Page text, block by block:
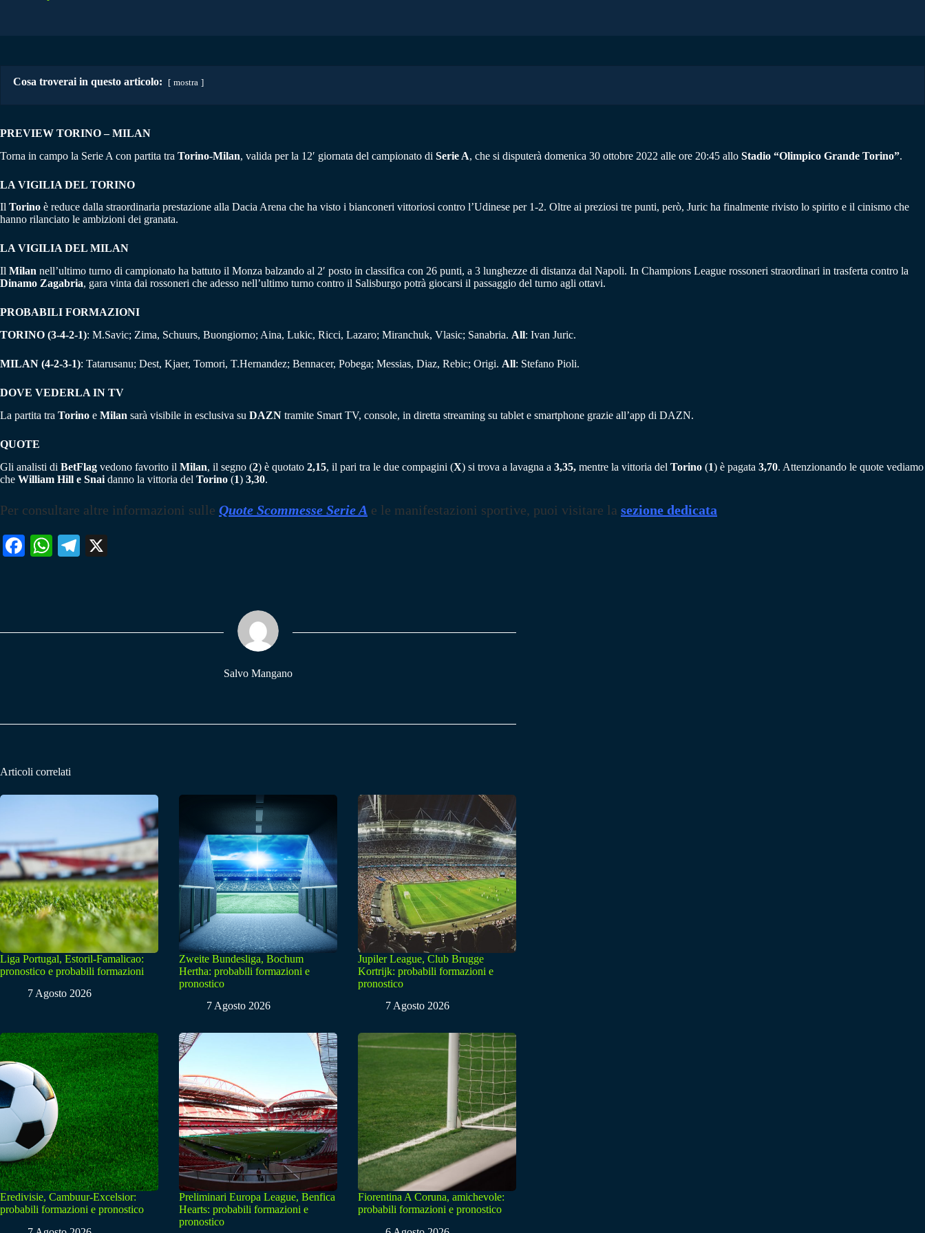
Cosa troverai in questo articolo: mostra
PREVIEW TORINO – MILAN
Torna in campo la Serie A con partita tra Torino-Milan, valida per la 12′ giornata del campionato di Serie A, che si disputerà domenica 30 ottobre 2022 alle ore 20:45 allo Stadio “Olimpico Grande Torino”.
LA VIGILIA DEL TORINO
Il Torino è reduce dalla straordinaria prestazione alla Dacia Arena che ha visto i bianconeri vittoriosi contro l’Udinese per 1-2. Oltre ai preziosi tre punti, però, Juric ha finalmente rivisto lo spirito e il cinismo che
hanno rilanciato le ambizioni dei granata.
LA VIGILIA DEL MILAN
Il Milan nell’ultimo turno di campionato ha battuto il Monza balzando al 2′ posto in classifica con 26 punti, a 3 lunghezze di distanza dal Napoli. In Champions League rossoneri straordinari in trasferta contro la
Dinamo Zagabria, gara vinta dai rossoneri che adesso nell’ultimo turno contro il Salisburgo potrà giocarsi il passaggio del turno agli ottavi.
PROBABILI FORMAZIONI
TORINO (3-4-2-1): M.Savic; Zima, Schuurs, Buongiorno; Aina, Lukic, Ricci, Lazaro; Miranchuk, Vlasic; Sanabria. All: Ivan Juric.
MILAN (4-2-3-1): Tatarusanu; Dest, Kjaer, Tomori, T.Hernandez; Bennacer, Pobega; Messias, Diaz, Rebic; Origi. All: Stefano Pioli.
DOVE VEDERLA IN TV
La partita tra Torino e Milan sarà visibile in esclusiva su DAZN tramite Smart TV, console, in diretta streaming su tablet e smartphone grazie all’app di DAZN.
QUOTE
Gli analisti di BetFlag vedono favorito il Milan, il segno (2) è quotato 2,15, il pari tra le due compagini (X) si trova a lavagna a 3,35, mentre la vittoria del Torino (1) è pagata 3,70. Attenzionando le quote vediamo
che William Hill e Snai danno la vittoria del Torino (1) 3,30.
Per consultare altre informazioni sulle Quote Scommesse Serie A e le manifestazioni sportive, puoi visitare la sezione dedicata
Fa W
pp
Te
m
Salvo Mangano
Articoli correlati
Liga Portugal, Estoril-Famalicao:
pronostico e probabili formazioni
7 Agosto 2026
Zweite Bundesliga, Bochum
Hertha: probabili formazioni e
pronostico
7 Agosto 2026
Jupiler League, Club Brugge
Kortrijk: probabili formazioni e
pronostico
7 Agosto 2026
Eredivisie, Cambuur-Excelsior:
probabili formazioni e pronostico
Preliminari Europa League, Benfica
Hearts: probabili formazioni e
pronostico
Fiorentina A Coruna, amichevole:
probabili formazioni e pronostico